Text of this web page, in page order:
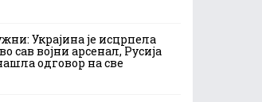
Украјина је исцрпела
сав војни арсенал, Русија
одговор на све